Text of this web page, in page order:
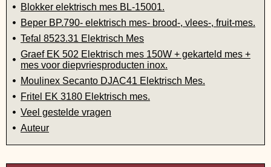
Blokker elektrisch mes BL-15001.
Beper BP.790- elektrisch mes- brood-, vlees-, fruit-mes.
Tefal 8523.31 Elektrisch Mes
Graef EK 502 Elektrisch mes 150W + gekarteld mes +
mes voor diepvriesproducten inox.
Moulinex Secanto DJAC41 Elektrisch Mes.
Fritel EK 3180 Elektrisch mes.
Veel gestelde vragen
Auteur